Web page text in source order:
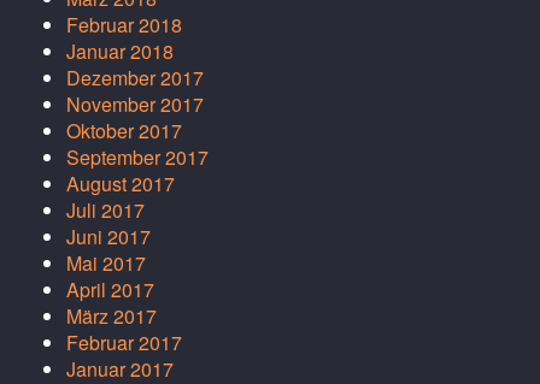
Februar 2018
Januar 2018
Dezember 2017
November 2017
Oktober 2017
September 2017
August 2017
Juli 2017
Juni 2017
Mai 2017
April 2017
März 2017
Februar 2017
Januar 2017